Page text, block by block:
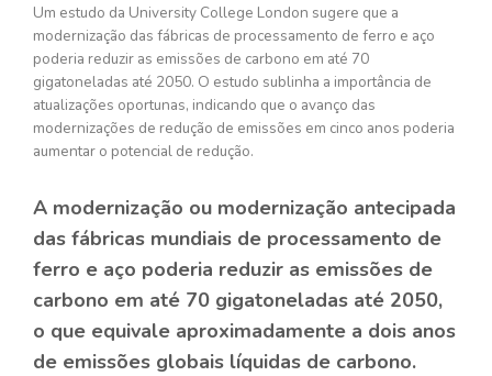
Um estudo da University College London sugere que a
modernização das fábricas de processamento de ferro e aço
poderia reduzir as emissões de carbono em até 70
gigatoneladas até 2050. O estudo sublinha a importância de
atualizações oportunas, indicando que o avanço das
modernizações de redução de emissões em cinco anos poderia
aumentar o potencial de redução.
A modernização ou modernização antecipada
das fábricas mundiais de processamento de
ferro e aço poderia reduzir as emissões de
carbono em até 70 gigatoneladas até 2050,
o que equivale aproximadamente a dois anos
de emissões globais líquidas de carbono.